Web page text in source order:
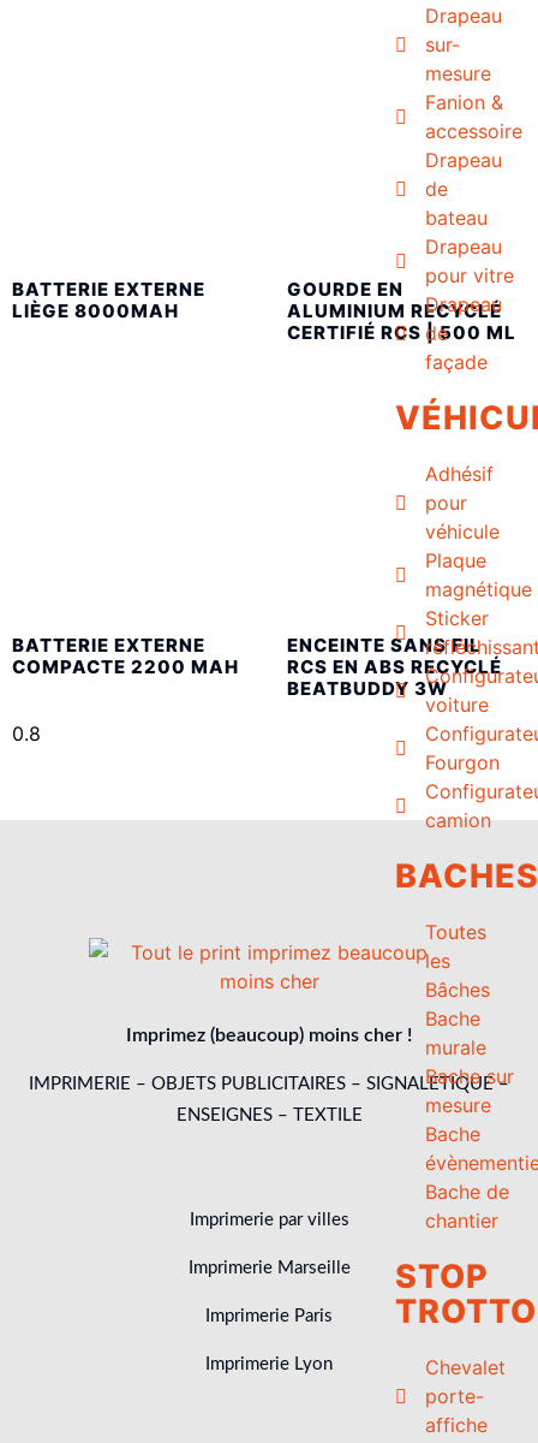
Drapeau
sur-
mesure
Fanion &
accessoire
Drapeau
de
bateau
Drapeau
pour vitre
Drapeau
de
façade
Adhésif
pour
véhicule
Plaque
magnétique
Sticker
voiture
Fourgon
camion
BACHES
Toutes
les
Bâches
Bache
murale
Bache sur
mesure
Bache
Bache de
chantier
STOP
Chevalet
porte-
affiche
BATTERIE EXTERNE
LIÈGE 8000MAH
GOURDE EN
ALUMINIUM RECYCLÉ
CERTIFIÉ RCS | 500 ML
BATTERIE EXTERNE
COMPACTE 2200 MAH
ENCEINTE SANS FIL
RCS EN ABS RECYCLÉ
BEATBUDDY 3W
Imprimez (beaucoup) moins cher !
IMPRIMERIE – OBJETS PUBLICITAIRES – SIGNALETIQUE –
ENSEIGNES – TEXTILE
Imprimerie par villes
Imprimerie Marseille
Imprimerie Paris
Imprimerie Lyon